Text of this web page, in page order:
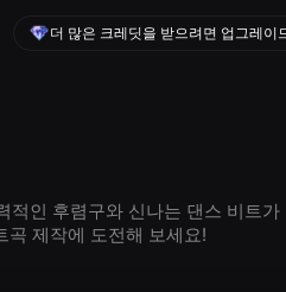
더 많은 크레딧을 받으려면 업그레이
적인 후렴구와 신나는 댄스 비트가
곡 제작에 도전해 보세요!